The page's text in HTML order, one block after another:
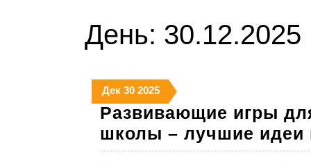
День: 30.12.2025
Дек30
декабря
2025
3030
декабря
2025
202530
декабря
2025
Развивающие игры
школы – лучшие идеи